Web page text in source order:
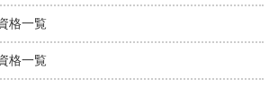
格一覧
格一覧